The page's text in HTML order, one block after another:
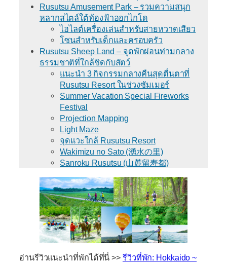
Rusutsu Amusement Park – รวมความสนุก
หลากสไตล์ใต้ท้องฟ้าฮอกไกโด
ไฮไลต์เครื่องเล่นสำหรับสายหวาดเสียว
โซนสำหรับเด็กและครอบครัว
Rusutsu Sheep Land – จุดพักผ่อนท่ามกลาง
ธรรมชาติที่ใกล้ชิดกับสัตว์
แนะนำ 3 กิจกรรมกลางคืนสุดตื่นตาที่
Rusutsu Resort ในช่วงซัมเมอร์
Summer Vacation Special Fireworks
Festival
Projection Mapping
Light Maze
จุดแวะใกล้ Rusutsu Resort
Wakimizu no Sato (湧水の里)
Sanroku Rusutsu (山麓留寿都)
อ่านรีวิวแนะนำที่พักได้ที่นี่ >> รีวิวที่พัก: Hokkaido ~